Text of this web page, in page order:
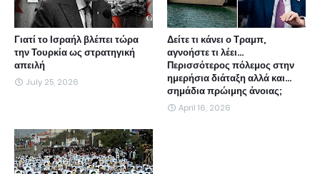
Γιατί το Ισραήλ βλέπει τώρα
την Τουρκία ως στρατηγική
απειλή
July 25, 2026
Δείτε τι κάνει ο Τραμπ,
αγνοήστε τι λέει...
Περισσότερος πόλεμος στην
ημερήσια διάταξη αλλά και...
σημάδια πρώιμης άνοιας;
April 16, 2026